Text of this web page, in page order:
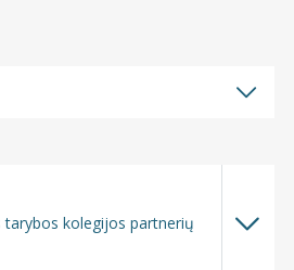
kolegijos partnerių